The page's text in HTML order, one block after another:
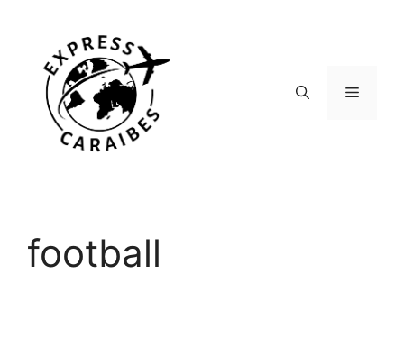
contenu
Menu
football